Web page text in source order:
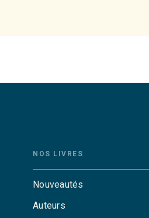
NOS LIVRES
Nouveautés
Auteurs